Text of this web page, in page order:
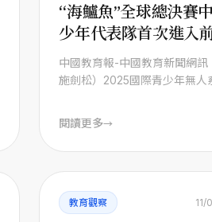
“海鱸魚”全球總決賽
少年代表隊首次進入
名
中國教育報-中國教育新聞網訊
施劍松）2025國際青少年無人
賽成 ...
閱讀更多→
教育觀察 11/